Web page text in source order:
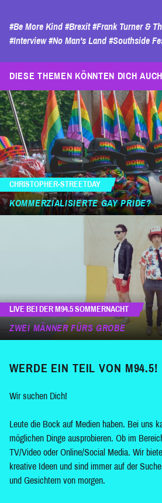
#Be More Kind #Brexit #Frank Turner &
#Interview #No Man's Land #Southside
DIESE THEMEN KÖNNTEN DICH
CHRISTOPHER-STREETDAY
KOMMERZIALISIERTE GAY PRIDE?
LIVE BEI DER M94.5 SOMMERNACHT
ZWEI MÄNNER FÜRS GROBE
WERDE EIN TEIL VON M94.5!
Wir suchen Dich!
Leute die Bock auf Medien haben. Bei uns
möglichen Dinge ausprobieren. Ob im
TV/Video oder Online/Social Media. Wir
kreative Ideen und sind immer auf der
und Gesichtern von morgen.